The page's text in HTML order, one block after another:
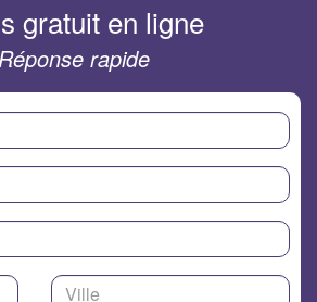
gratuit en ligne
Réponse rapide